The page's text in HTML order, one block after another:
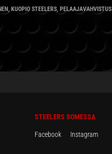
, KUOPIO STEELERS, PELAAJAVAHVISTUS
STEELERS SOMESSA
Facebook Instagram